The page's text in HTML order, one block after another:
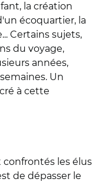
la création
écoquartier, la
Certains sujets,
du voyage,
années,
Un
à cette
les élus
de dépasser le